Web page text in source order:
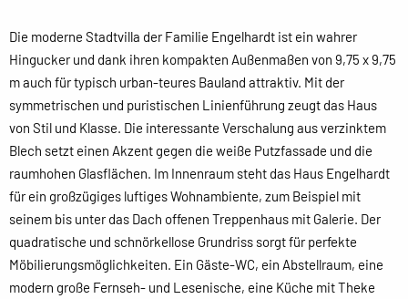
Die moderne Stadtvilla der Familie Engelhardt ist ein wahrer
Hingucker und dank ihren kompakten Außenmaßen von 9,75 x 9,75
m auch für typisch urban-teures Bauland attraktiv. Mit der
symmetrischen und puristischen Linienführung zeugt das Haus
von Stil und Klasse. Die interessante Verschalung aus verzinktem
Blech setzt einen Akzent gegen die weiße Putzfassade und die
raumhohen Glasflächen. Im Innenraum steht das Haus Engelhardt
für ein großzügiges luftiges Wohnambiente, zum Beispiel mit
seinem bis unter das Dach offenen Treppenhaus mit Galerie. Der
quadratische und schnörkellose Grundriss sorgt für perfekte
Möbilierungsmöglichkeiten. Ein Gäste-WC, ein Abstellraum, eine
modern große Fernseh- und Lesenische, eine Küche mit Theke